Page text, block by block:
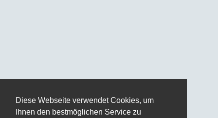
Diese Webseite verwendet Cookies, um
Ihnen den bestmöglichen Service zu